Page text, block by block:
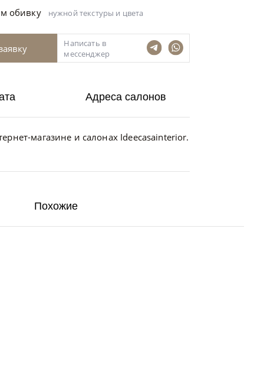
обивку нужной текстуры и цвета
Написать в
мессенджер
магазине и салонах Ideecasainterior.
Адреса салонов
Похожие